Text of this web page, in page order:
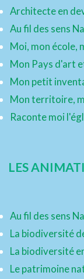
Architecte en
Au fil des sens
Moi, mon école,
Mon Pays d'art
Mon petit
Mon territoire,
Raconte moi
LES
Au fil des sens
La biodiversité
La biodiversité
Le patrimoine